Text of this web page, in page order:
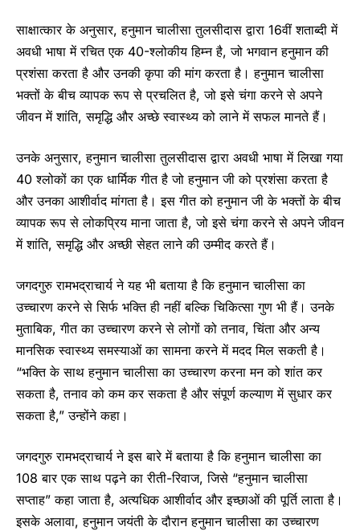
साक्षात्कार के अनुसार, हनुमान चालीसा तुलसीदास द्वारा 16वीं शताब्दी में
अवधी भाषा में रचित एक 40-श्लोकीय हिम्न है, जो भगवान हनुमान की
प्रशंसा करता है और उनकी कृपा की मांग करता है। हनुमान चालीसा
भक्तों के बीच व्यापक रूप से प्रचलित है, जो इसे चंगा करने से अपने
जीवन में शांति, समृद्धि और अच्छे स्वास्थ्य को लाने में सफल मानते हैं।
उनके अनुसार, हनुमान चालीसा तुलसीदास द्वारा अवधी भाषा में लिखा गया
40 श्लोकों का एक धार्मिक गीत है जो हनुमान जी को प्रशंसा करता है
और उनका आशीर्वाद मांगता है। इस गीत को हनुमान जी के भक्तों के बीच
व्यापक रूप से लोकप्रिय माना जाता है, जो इसे चंगा करने से अपने जीवन
में शांति, समृद्धि और अच्छी सेहत लाने की उम्मीद करते हैं।
जगदगुरु रामभद्राचार्य ने यह भी बताया है कि हनुमान चालीसा का
उच्चारण करने से सिर्फ भक्ति ही नहीं बल्कि चिकित्सा गुण भी हैं। उनके
मुताबिक, गीत का उच्चारण करने से लोगों को तनाव, चिंता और अन्य
मानसिक स्वास्थ्य समस्याओं का सामना करने में मदद मिल सकती है।
“भक्ति के साथ हनुमान चालीसा का उच्चारण करना मन को शांत कर
सकता है, तनाव को कम कर सकता है और संपूर्ण कल्याण में सुधार कर
सकता है,” उन्होंने कहा।
जगदगुरु रामभद्राचार्य ने इस बारे में बताया है कि हनुमान चालीसा का
108 बार एक साथ पढ़ने का रीती-रिवाज, जिसे “हनुमान चालीसा
सप्ताह” कहा जाता है, अत्यधिक आशीर्वाद और इच्छाओं की पूर्ति लाता है।
इसके अलावा, हनुमान जयंती के दौरान हनुमान चालीसा का उच्चारण